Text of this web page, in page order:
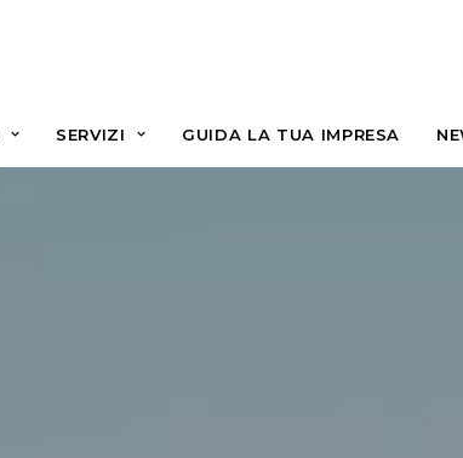
SERVIZI GUIDA LA TUA IMPRESA